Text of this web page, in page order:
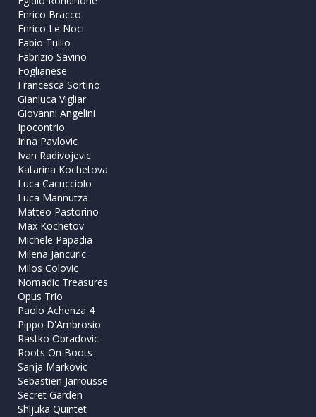
Enrico Bracco
Enrico Le Noci
Fabio Tullio
Fabrizio Savino
Foglianese
Francesca Sortino
Gianluca Vigliar
Giovanni Angelini
Ipocontrio
Irina Pavlovic
Ivan Radivojevic
Katarina Kochetova
Luca Cacucciolo
Luca Mannutza
Matteo Pastorino
Max Kochetov
Michele Papadia
Milena Jancuric
Milos Colovic
Nomadic Treasures
Opus Trio
Paolo Achenza 4
Pippo D'Ambrosio
Rastko Obradovic
Roots On Boots
Sanja Markovic
Sebastien Jarrousse
Secret Garden
Shljuka Quintet